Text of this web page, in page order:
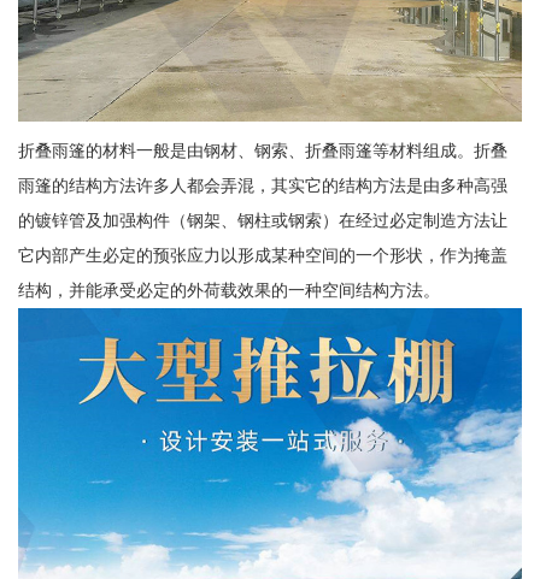
折叠雨篷的材料一般是由钢材、钢索、折叠雨篷等材料组成。折叠
雨篷的结构方法许多人都会弄混，其实它的结构方法是由多种高强
的镀锌管及加强构件（钢架、钢柱或钢索）在经过必定制造方法让
它内部产生必定的预张应力以形成某种空间的一个形状，作为掩盖
结构，并能承受必定的外荷载效果的一种空间结构方法。